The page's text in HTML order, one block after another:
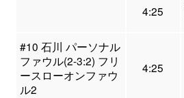
4:25
#10 石川 パーソナル
ファウル(2-3:2) フリ
ースローオンファウ
ル2
4:25